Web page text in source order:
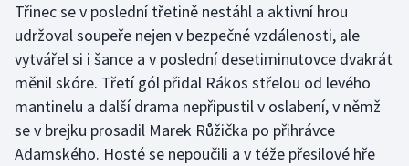
Třinec se v poslední třetině nestáhl a aktivní hrou
udržoval soupeře nejen v bezpečné vzdálenosti, ale
vytvářel si i šance a v poslední desetiminutovce dvakrát
měnil skóre. Třetí gól přidal Rákos střelou od levého
mantinelu a další drama nepřipustil v oslabení, v němž
se v brejku prosadil Marek Růžička po přihrávce
Adamského. Hosté se nepoučili a v téže přesilové hře